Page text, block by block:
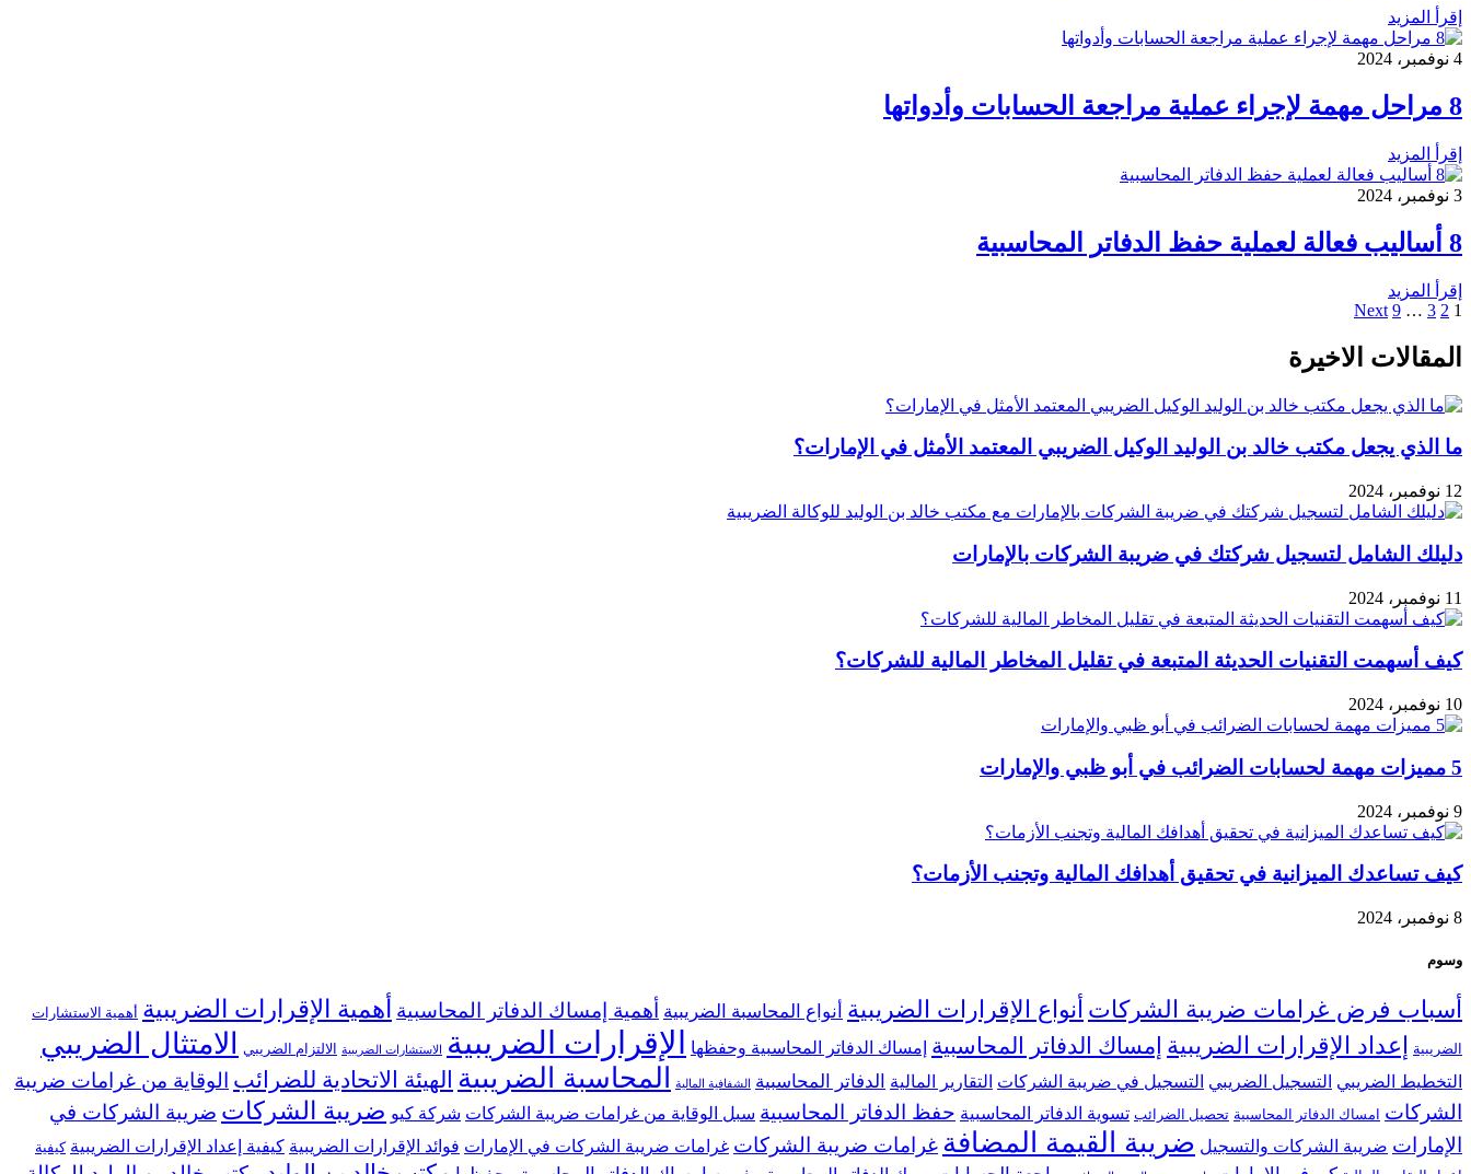
إقرأ المزيد
4 نوفمبر، 2024
8 مراحل مهمة لإجراء عملية مراجعة الحسابات وأدواتها
إقرأ المزيد
3 نوفمبر، 2024
8 أساليب فعالة لعملية حفظ الدفاتر المحاسبية
إقرأ المزيد
1
2
3
…
9
Next
المقالات الاخيرة
ما الذي يجعل مكتب خالد بن الوليد الوكيل الضريبي المعتمد الأمثل في الإمارات؟
12 نوفمبر، 2024
دليلك الشامل لتسجيل شركتك في ضريبة الشركات بالإمارات
11 نوفمبر، 2024
كيف أسهمت التقنيات الحديثة المتبعة في تقليل المخاطر المالية للشركات؟
10 نوفمبر، 2024
5 مميزات مهمة لحسابات الضرائب في أبو ظبي والإمارات
9 نوفمبر، 2024
كيف تساعدك الميزانية في تحقيق أهدافك المالية وتجنب الأزمات؟
8 نوفمبر، 2024
وسوم
أسباب فرض غرامات ضريبة الشركات أنواع الإقرارات الضريبية أنواع المحاسبة الضريبية أهمية إمساك الدفاتر المحاسبية أهمية الإقرارات الضريبية أهمية الاستشارات
الضريبية إعداد الإقرارات الضريبية إمساك الدفاتر المحاسبية إمساك الدفاتر المحاسبية وحفظها الإقرارات الضريبية الاستشارات الضريبية الالتزام الضريبي الامتثال الضريبي
التخطيط الضريبي التسجيل الضريبي التسجيل في ضريبة الشركات التقارير المالية الدفاتر المحاسبية الشفافية المالية المحاسبة الضريبية الهيئة الاتحادية للضرائب الوقاية من غرامات ضريبة
الشركات امساك الدفاتر المحاسبية تحصيل الضرائب تسوية الدفاتر المحاسبية حفظ الدفاتر المحاسبية سبل الوقاية من غرامات ضريبة الشركات شركة كيو ضريبة الشركات ضريبة الشركات في
الإمارات ضريبة الشركات والتسجيل ضريبة القيمة المضافة غرامات ضريبة الشركات غرامات ضريبة الشركات في الإمارات فوائد الإقرارات الضريبية كيفية إعداد الإقرارات الضريبية كيفية